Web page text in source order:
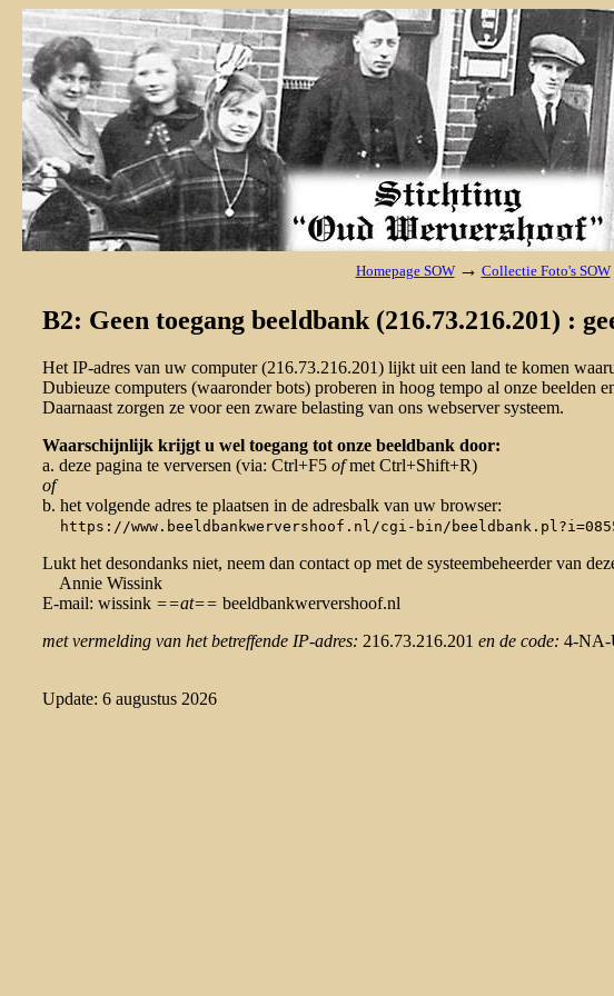
Homepage SOW → Collectie Foto's SOW
B2: Geen toegang beeldbank (216.73.216.201) :
Het IP-adres van uw computer (216.73.216.201) lijkt uit een land te komen
Dubieuze computers (waaronder bots) proberen in hoog tempo al onze beelden
Daarnaast zorgen ze voor een zware belasting van ons webserver systeem.
Waarschijnlijk krijgt u wel toegang tot onze beeldbank door:
a. deze pagina te verversen (via: Ctrl+F5 ofmet Ctrl+Shift+R)
of
b. het volgende adres te plaatsen in de adresbalk van uw browser:
https://www.beeldbankwervershoof.nl/cgi-bin/
Lukt het desondanks niet, neem dan contact op met de systeembeheerder van
Annie Wissink
E-mail: wissink ==at== beeldbankwervershoof.nl
met vermelding van het betreffende IP-adres: 216.73.216.201 en de code: 4-NA-
Update: 6 augustus 2026